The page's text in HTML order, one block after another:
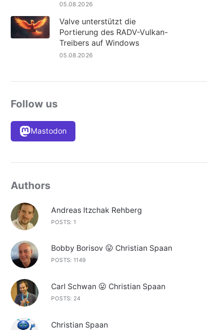
05.08.2026
Valve unterstützt die
Portierung des RADV-Vulkan-
Treibers auf Windows
05.08.2026
Follow us
Mastodon
Authors
Andreas Itzchak Rehberg
POSTS: 1
Bobby Borisov 😛 Christian Spaan
POSTS: 1149
Carl Schwan 😛 Christian Spaan
POSTS: 24
Christian Spaan